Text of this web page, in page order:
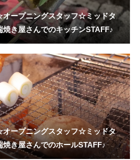
ープニングスタッフ☆ミッドタ
き屋さんでのキッチンSTAFF♪
オープニングスタッフ☆ミッドタ
き屋さんでのホールSTAFF♪